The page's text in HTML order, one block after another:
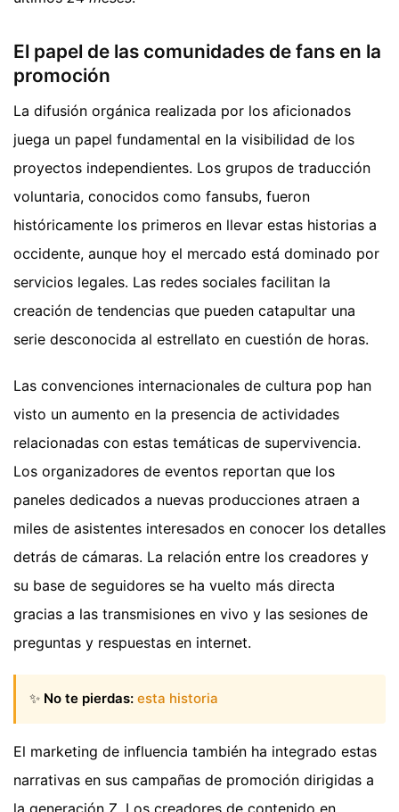
El papel de las comunidades de fans en la
promoción
La difusión orgánica realizada por los aficionados
juega un papel fundamental en la visibilidad de los
proyectos independientes. Los grupos de traducción
voluntaria, conocidos como fansubs, fueron
históricamente los primeros en llevar estas historias a
occidente, aunque hoy el mercado está dominado por
servicios legales. Las redes sociales facilitan la
creación de tendencias que pueden catapultar una
serie desconocida al estrellato en cuestión de horas.
Las convenciones internacionales de cultura pop han
visto un aumento en la presencia de actividades
relacionadas con estas temáticas de supervivencia.
Los organizadores de eventos reportan que los
paneles dedicados a nuevas producciones atraen a
miles de asistentes interesados en conocer los detalles
detrás de cámaras. La relación entre los creadores y
su base de seguidores se ha vuelto más directa
gracias a las transmisiones en vivo y las sesiones de
preguntas y respuestas en internet.
✨ No te pierdas: esta historia
El marketing de influencia también ha integrado estas
narrativas en sus campañas de promoción dirigidas a
la generación Z. Los creadores de contenido en